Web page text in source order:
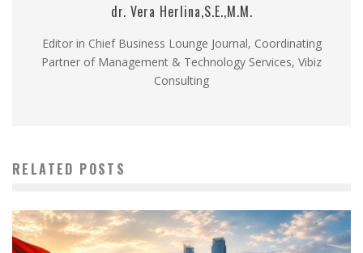
dr. Vera Herlina,S.E.,M.M.
Editor in Chief Business Lounge Journal, Coordinating
Partner of Management & Technology Services, Vibiz
Consulting
RELATED POSTS